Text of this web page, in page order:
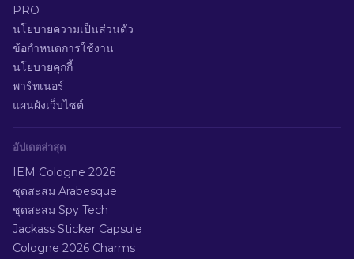
PRO
นโยบายความเป็นส่วนตัว
ข้อกำหนดการใช้งาน
นโยบายคุกกี้
พาร์ทเนอร์
แผนผังเว็บไซต์
อัปเดตล่าสุด
IEM Cologne 2026
ชุดสะสม Arabesque
ชุดสะสม Spy Tech
Jackass Sticker Capsule
Cologne 2026 Charms